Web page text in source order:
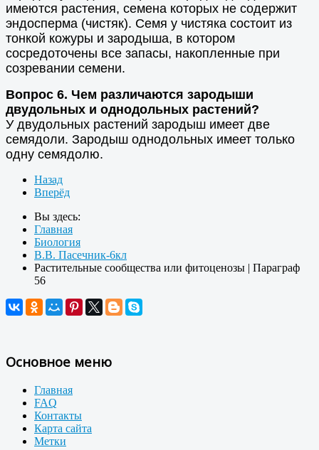
имеются растения, семена которых не содержит
эндосперма (чистяк). Семя у чистяка состоит из
тонкой кожуры и зародыша, в котором
сосредоточены все запасы, накопленные при
созревании семени.
Вопрос 6. Чем различаются зародыши
двудольных и однодольных растений?
У двудольных растений зародыш имеет две
семядоли. Зародыш однодольных имеет только
одну семядолю.
Назад
Вперёд
Вы здесь:
Главная
Биология
В.В. Пасечник-6кл
Растительные сообщества или фитоценозы | Параграф
56
Основное меню
Главная
FAQ
Контакты
Карта сайта
Метки